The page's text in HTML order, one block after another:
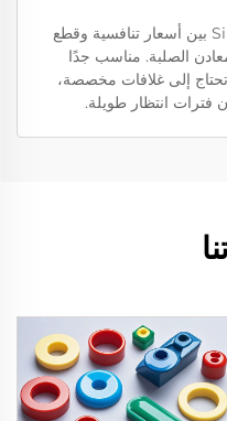
كمصنع مقره الصين، تجمع Sinorise بين أسعار تنافسية وقطع
الصلبة. مناسب جدًا
تحتاج إلى غلافات مخصصة،
انتظار طويلة.